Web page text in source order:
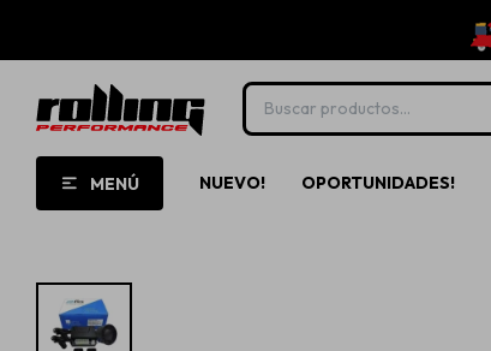
MENÚ NUEVO! OPORTUNIDADES!